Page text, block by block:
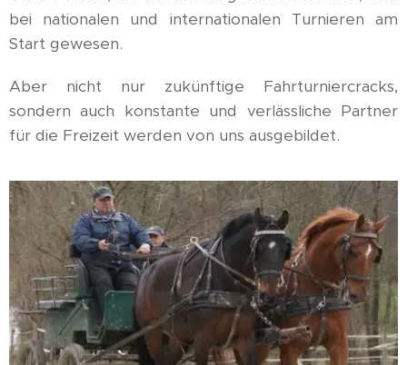
bei nationalen und internationalen Turnieren am
Start gewesen.
Aber nicht nur zukünftige Fahrturniercracks,
sondern auch konstante und verlässliche Partner
für die Freizeit werden von uns ausgebildet.